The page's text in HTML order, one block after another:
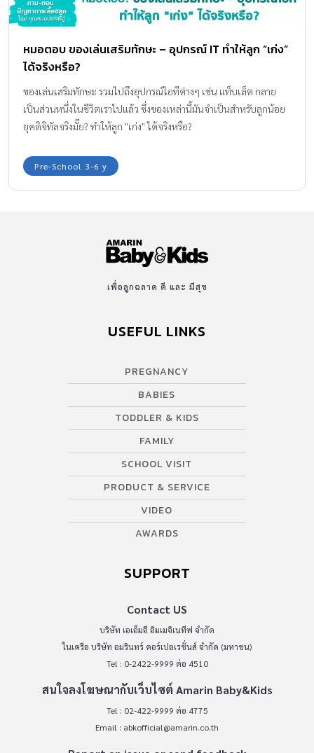
หมอตอบ ของเล่นเสริมทักษะ – อุปกรณ์ IT ทำให้ลูก “เก่ง”
ได้จริงหรือ?
ของเล่นเสริมทักษะ รวมไปถึงอุปกรณ์ไอทีต่างๆ เช่น แท็บเล็ต กลาย
เป็นส่วนหนึ่งในชีวิตเราไปแล้ว ซึ่งของเหล่านี้มันจำเป็นสำหรับลูกน้อย
ยุคดิจิทัลจริงมั๊ย? ทำให้ลูก "เก่ง" ได้จริงหรือ?
Pre-School 3-6 y
เพื่อลูกฉลาด ดี และ มีสุข
USEFUL LINKS
PREGNANCY
BABIES
TODDLER & KIDS
FAMILY
SCHOOL VISIT
PRODUCT & SERVICE
VIDEO
AWARDS
SUPPORT
Contact US
บริษัท เอเอ็มอี อิมเมจิเนทีฟ จำกัด
ในเครือ บริษัท อมรินทร์ คอร์เปอเรชั่นส์ จำกัด (มหาชน)
Tel : 0-2422-9999 ต่อ 4510
สนใจลงโฆษณากับเว็บไซต์ Amarin Baby&Kids
Tel : 02-422-9999 ต่อ 4775
Email : abkofficial@amarin.co.th